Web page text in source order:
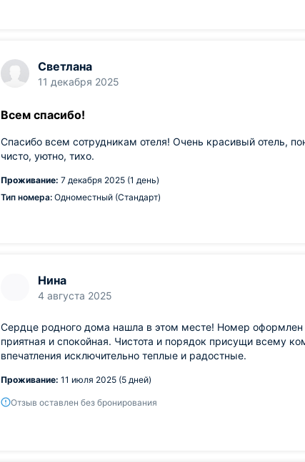
Светлана
11 декабря 2025
Всем спасибо!
Спасибо всем сотрудникам отеля! Очень красивый отель,
чисто, уютно, тихо.
Проживание: 7 декабря 2025 (1 день)
Тип номера: Одноместный (Стандарт)
Нина
4 августа 2025
Сердце родного дома нашла в этом месте! Номер оформлен
приятная и спокойная. Чистота и порядок присущи всему
впечатления исключительно теплые и радостные.
Проживание: 11 июля 2025 (5 дней)
Отзыв оставлен без бронирования